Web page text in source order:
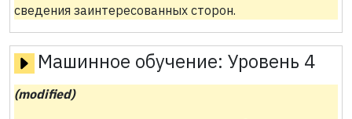
сведения заинтересованных сторон.
Машинное обучение: Уровень 4
(modified)